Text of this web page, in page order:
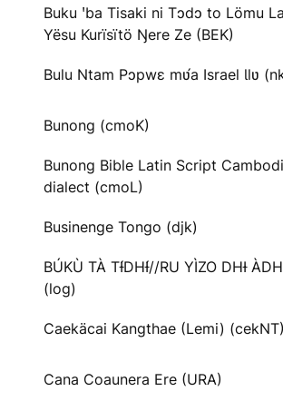
Buku ꞌba Tisaki ni Tɔdɔ to Lömu
Yësu Kurïsïtö Ŋere Ze (BEK)
Bulu Ntam Pɔpwɛ mʋ́a Israel Ɩlʋ
Bunong (cmoK)
Bunong Bible Latin Script
dialect (cmoL)
Businenge Tongo (djk)
BÚKÙ TÀ TƗ́DHƗ́//RU YÌZO DHƗ
(log)
Caekäcai Kangthae (Lemi) (cekNT)
Cana Coaunera Ere (URA)